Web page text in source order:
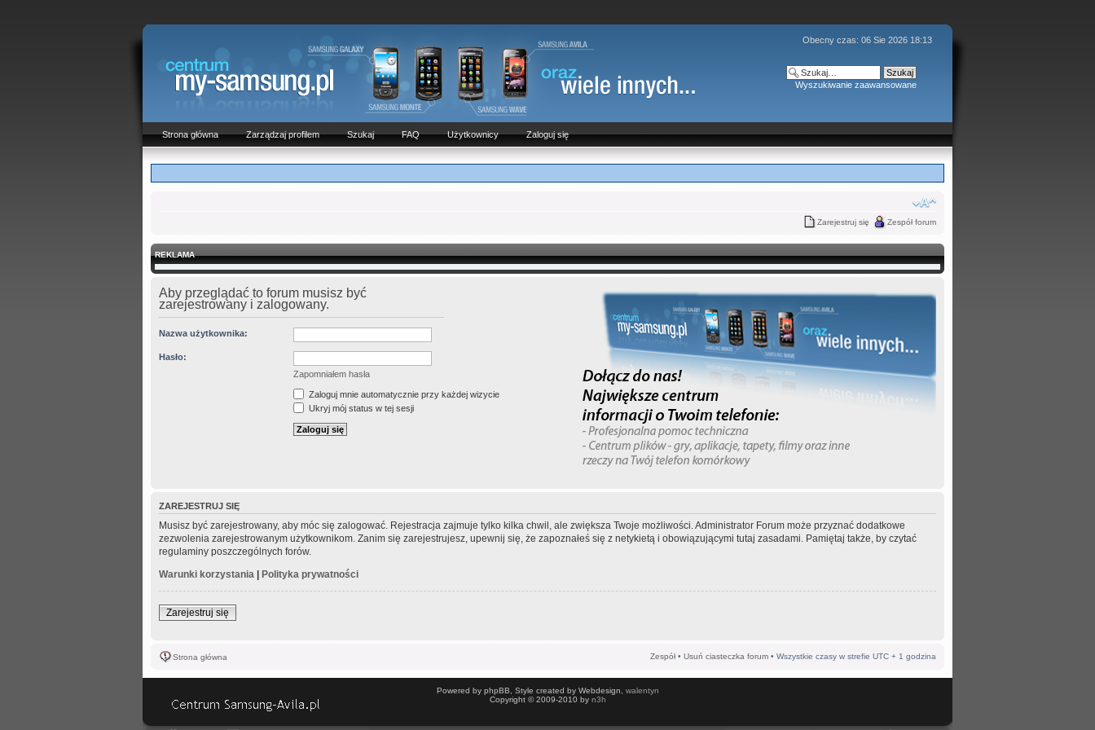
Obecny czas: 06 Sie 2026 18:13
Wyszukiwanie zaawansowane
Strona główna Zarządzaj profilem Szukaj FAQ Użytkownicy Zaloguj się
Zarejestruj się Zespół forum
REKLAMA
Aby przeglądać to forum musisz być
zarejestrowany i zalogowany.
Nazwa użytkownika:
Hasło:
Zapomniałem hasła
Zaloguj mnie automatycznie przy każdej wizycie
Ukryj mój status w tej sesji
ZAREJESTRUJ SIĘ
Musisz być zarejestrowany, aby móc się zalogować. Rejestracja zajmuje tylko kilka chwil, ale zwiększa Twoje możliwości. Administrator Forum może przyznać dodatkowe
zezwolenia zarejestrowanym użytkownikom. Zanim się zarejestrujesz, upewnij się, że zapoznałeś się z netykietą i obowiązującymi tutaj zasadami. Pamiętaj także, by czytać
regulaminy poszczególnych forów.
Warunki korzystania | Polityka prywatności
Zarejestruj się
Strona główna Zespół • Usuń ciasteczka forum • Wszystkie czasy w strefie UTC + 1 godzina
Powered by phpBB, Style created by Webdesign, walentyn
Copyright © 2009-2010 by n3h